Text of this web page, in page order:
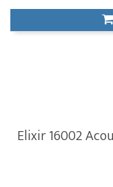
Elixir 16002